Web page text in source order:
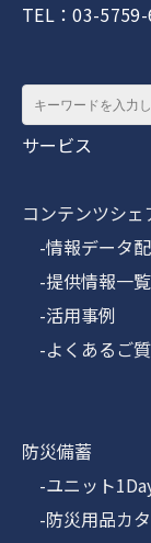
TEL：03-5759-
サービス
コンテンツシ
-情報データ
-提供情報一覧
-活用事例
-よくあるご
防災備蓄
-ユニット
-防災用品カ